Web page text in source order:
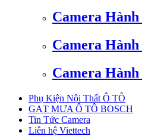
Camera
Camera
Camera
Phụ Kiện Nội Thất Ô TÔ
GẠT MƯA Ô TÔ BOSCH
Tin Tức Camera
Liên hệ Viettech